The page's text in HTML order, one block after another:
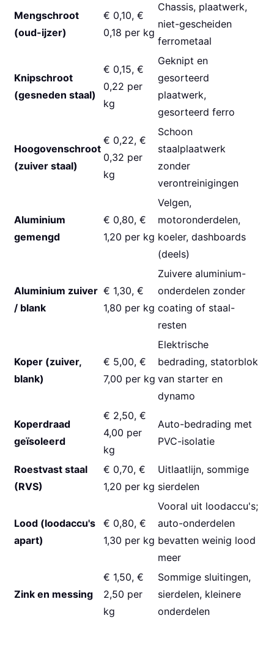
Mengschroot
(oud-ijzer)
€ 0,10, €
0,18 per kg
Chassis, plaatwerk,
niet-gescheiden
ferrometaal
Knipschroot
(gesneden staal)
€ 0,15, €
0,22 per
kg
Geknipt en
gesorteerd
plaatwerk,
gesorteerd ferro
Hoogovenschroot
(zuiver staal)
€ 0,22, €
0,32 per
kg
Schoon
staalplaatwerk
zonder
verontreinigingen
Aluminium
gemengd
€ 0,80, €
1,20 per kg
Velgen,
motoronderdelen,
koeler, dashboards
(deels)
Aluminium zuiver
/ blank
€ 1,30, €
1,80 per kg
Zuivere aluminium-
onderdelen zonder
coating of staal-
resten
Koper (zuiver,
blank)
€ 5,00, €
7,00 per kg
Elektrische
bedrading, statorblok
van starter en
dynamo
Koperdraad
geïsoleerd
€ 2,50, €
4,00 per
kg
Auto-bedrading met
PVC-isolatie
Roestvast staal
(RVS)
€ 0,70, €
1,20 per kg
Uitlaatlijn, sommige
sierdelen
Lood (loodaccu's
apart)
€ 0,80, €
1,30 per kg
Vooral uit loodaccu's;
auto-onderdelen
bevatten weinig lood
meer
Zink en messing
€ 1,50, €
2,50 per
kg
Sommige sluitingen,
sierdelen, kleinere
onderdelen